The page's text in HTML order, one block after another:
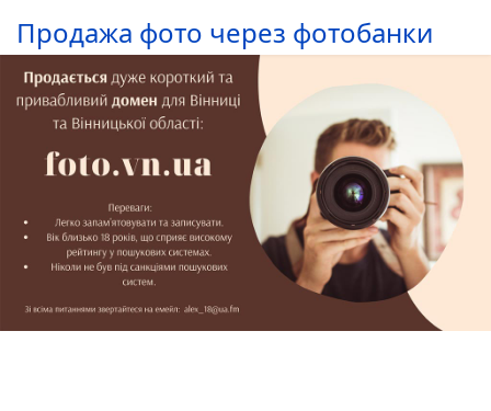
Продажа фото через фотобанки